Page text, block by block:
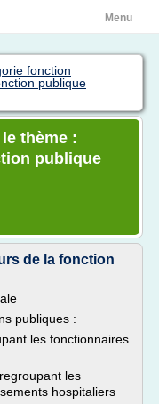
Menu
fonction
publique
thème :
publique
de la fonction
publiques :
les fonctionnaires
les
hospitaliers